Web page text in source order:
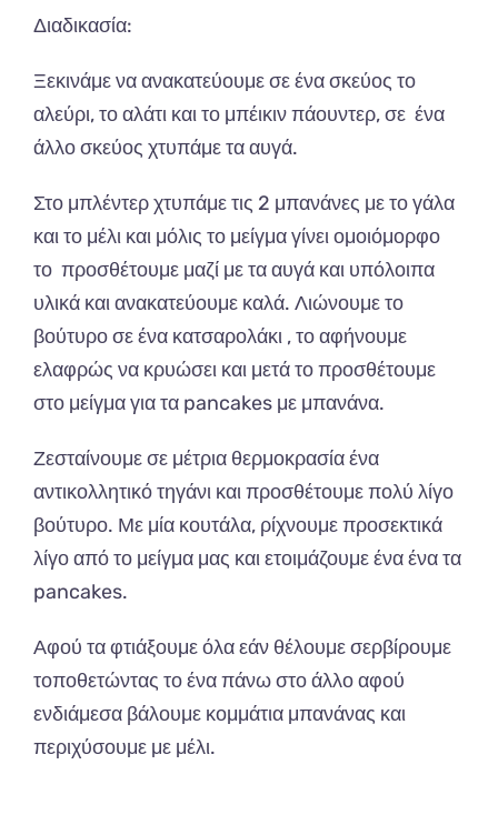
Διαδικασία:
Ξεκινάμε ναανακατεύουμε σε ένα σκεύος το
αλεύρι, το αλάτι και το μπέικιν πάουντερ, σε ένα
άλλο σκεύος χτυπάμε τα αυγά.
Στο μπλέντερ χτυπάμε τις 2 μπανάνες με το γάλα
και το μέλι και μόλις το μείγμα γίνει ομοιόμορφο
το προσθέτουμε μαζί με τα αυγά και υπόλοιπα
υλικά και ανακατεύουμε καλά. Λιώνουμε το
βούτυρο σε ένα κατσαρολάκι , το αφήνουμε
ελαφρώς να κρυώσει και μετά το προσθέτουμε
στο μείγμα για τα pancakes με μπανάνα.
Ζεσταίνουμε σε μέτρια θερμοκρασία ένα
αντικολλητικό τηγάνι και προσθέτουμε πολύ λίγο
βούτυρο. Με μία κουτάλα, ρίχνουμε προσεκτικά
λίγο από το μείγμα μας και ετοιμάζουμε ένα ένα τα
pancakes.
Αφού τα φτιάξουμε όλα εάν θέλουμε σερβίρουμε
τοποθετώντας το ένα πάνω στο άλλο αφού
ενδιάμεσα βάλουμε κομμάτια μπανάνας και
περιχύσουμε με μέλι.